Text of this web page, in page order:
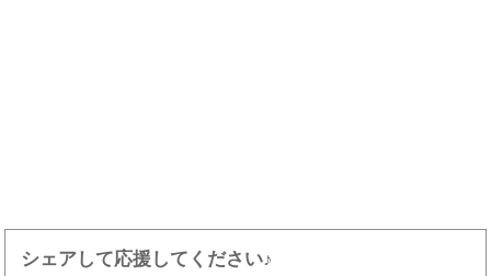
シェアして応援してください♪